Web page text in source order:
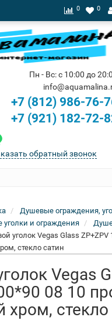
0 0
Пн - Вс: с 10:00 до
+7 (812) 986-76-
+7 (921) 182-72-
обратный звонок
Душевые ограждения,
и ограждения
уголок Vegas Glass ZP+ZPV
стекло сатин
Vegas
08 10
хром, стекло